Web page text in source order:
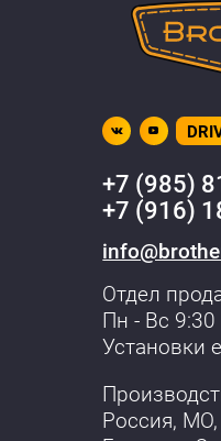
+7 (985)
+7 (916)
Отдел
Пн - Вс
Установки
Россия, МО,